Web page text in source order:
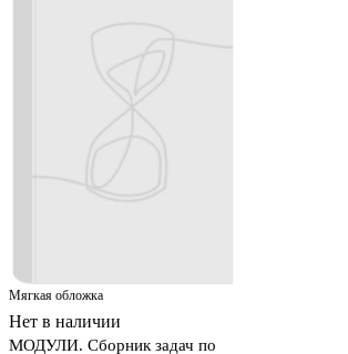
Мягкая обложка
Нет в наличии
МОДУЛИ. Сборник задач по